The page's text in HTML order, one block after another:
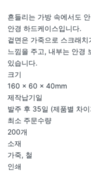
흔들리는 가방 속에서도
안경 하드케이스입니다.
겉면은 가죽으로 스크래
느낌을 주고, 내부는 안경
있습니다.
크기
160 × 60 × 40mm
제작납기일
발주 후 35일 (제품별 차
최소 주문수량
200개
소재
가죽, 철
인쇄